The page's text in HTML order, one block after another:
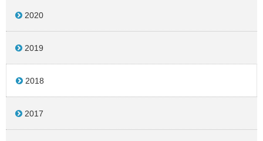
2020
2019
2018
2017